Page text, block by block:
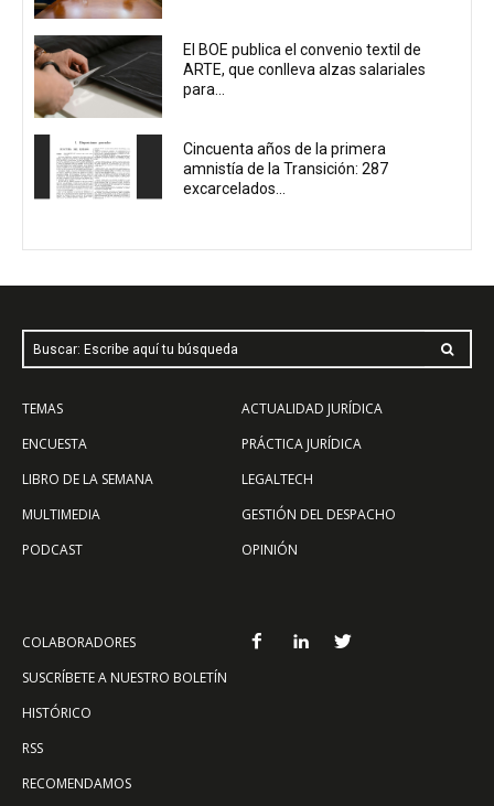
El BOE publica el convenio textil de
ARTE, que conlleva alzas salariales
para...
Cincuenta años de la primera
amnistía de la Transición: 287
excarcelados...
Buscar: Escribe aquí tu búsqueda
TEMAS
ENCUESTA
LIBRO DE LA SEMANA
MULTIMEDIA
PODCAST
ACTUALIDAD JURÍDICA
PRÁCTICA JURÍDICA
LEGALTECH
GESTIÓN DEL DESPACHO
OPINIÓN
COLABORADORES
SUSCRÍBETE A NUESTRO BOLETÍN
HISTÓRICO
RSS
RECOMENDAMOS